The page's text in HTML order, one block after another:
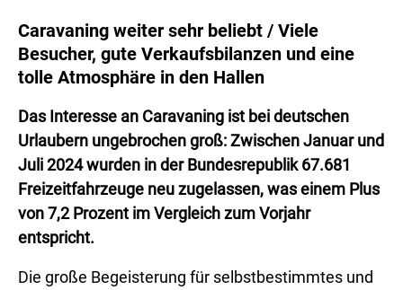
Caravaning weiter sehr beliebt / Viele
Besucher, gute Verkaufsbilanzen und eine
tolle Atmosphäre in den Hallen
Das Interesse an Caravaning ist bei deutschen
Urlaubern ungebrochen groß: Zwischen Januar und
Juli 2024 wurden in der Bundesrepublik 67.681
Freizeitfahrzeuge neu zugelassen, was einem Plus
von 7,2 Prozent im Vergleich zum Vorjahr
entspricht.
Die große Begeisterung für selbstbestimmtes und